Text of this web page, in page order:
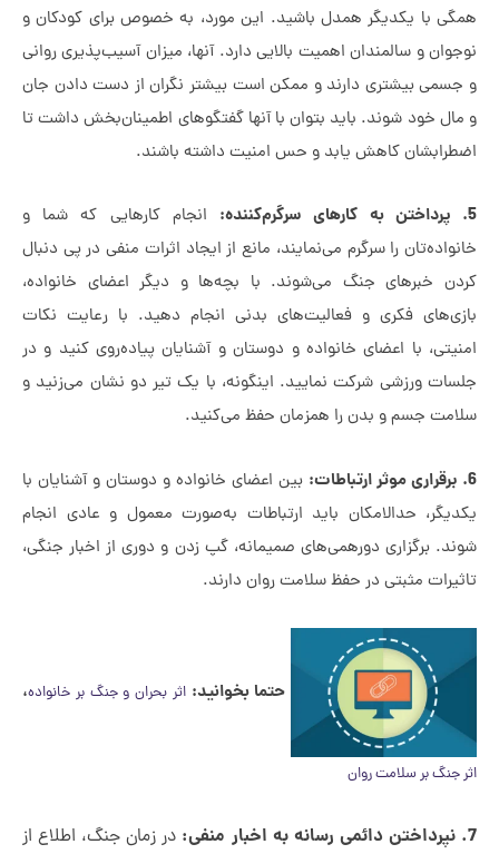
با یکدیگر همدل باشید. این مورد، به خصوص برای کودکان و
و سالمندان اهمیت بالایی دارد. آنها، میزان آسیب‌پذیری روانی
بیشتری دارند و ممکن است بیشتر نگران از دست دادن جان
خود شوند. باید بتوان با آنها گفتگوهای اطمینان‌بخش داشت تا
کاهش یابد و حس امنیت داشته باشند.
انجام کارهایی که شما و
را سرگرم می‌نمایند، مانع از ایجاد اثرات منفی در پی دنبال
خبرهای جنگ می‌شوند. با بچه‌ها و دیگر اعضای خانواده،
فکری و فعالیت‌های بدنی انجام دهید. با رعایت نکات
با اعضای خانواده و دوستان و آشنایان پیاده‌روی کنید و در
ورزشی شرکت نمایید. اینگونه، با یک تیر دو نشان می‌زنید و
جسم و بدن را همزمان حفظ می‌کنید.
بین اعضای خانواده و دوستان و آشنایان با
حدالامکان باید ارتباطات به‌صورت معمول و عادی انجام
برگزاری دورهمی‌های صمیمانه، گپ زدن و دوری از اخبار جنگی،
مثبتی در حفظ سلامت روان دارند.
حتما بخوانید:اثر بحران و جنگ بر خانواده،
جنگ بر سلامت روان
در زمان جنگ، اطلاع از